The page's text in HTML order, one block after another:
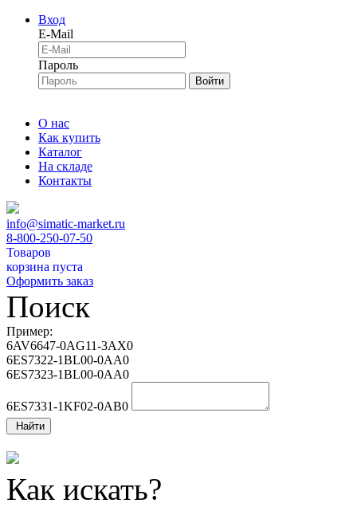
Вход
E-Mail
Пароль
Войти
О нас
Как купить
Каталог
На складе
Контакты
info@simatic-market.ru
8-800-250-07-50
Товаров
корзина пуста
Оформить заказ
Поиск
Пример:
6AV6647-0AG11-3AX0
6ES7322-1BL00-0AA0
6ES7323-1BL00-0AA0
6ES7331-1KF02-0AB0
Найти
Как искать?